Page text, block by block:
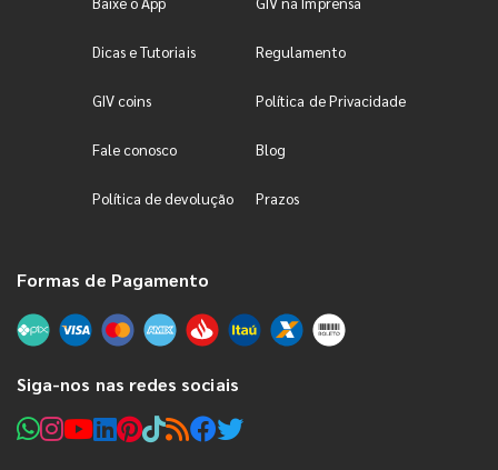
Dicas e Tutoriais Regulamento
GIV coins Política de Privacidade
Fale conosco Blog
Política de devolução Prazos
Formas de Pagamento
Siga-nos nas redes sociais